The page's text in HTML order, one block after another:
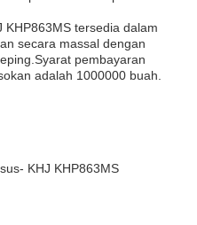
KHP863MS tersedia dalam
secara massal dengan
pembayaran
adalah 1000000 buah.
KHJ KHP863MS